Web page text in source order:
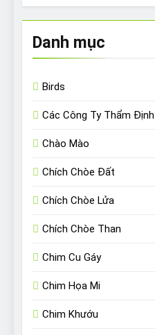
Danh mục
Birds
Các Công Ty Thẩm Định
Chào Mào
Chích Chòe Đất
Chích Chòe Lửa
Chích Chòe Than
Chim Cu Gáy
Chim Họa Mi
Chim Khướu